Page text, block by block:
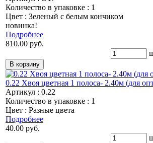
Количество в упаковке : 1
Цвет : Зеленый с белым кончиком
новинка!
Подробнее
810.00 руб.
0.22 Хвоя цветная 1 полоса- 2.40м (для
Артикул : 0.22
Количество в упаковке : 1
Цвет : Разные цвета
Подробнее
40.00 руб.